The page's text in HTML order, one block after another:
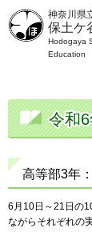
神奈川県
保土ケ
Hodogaya
Education
令和
高等部3年
6月10日～21日の
ながらそれぞれの